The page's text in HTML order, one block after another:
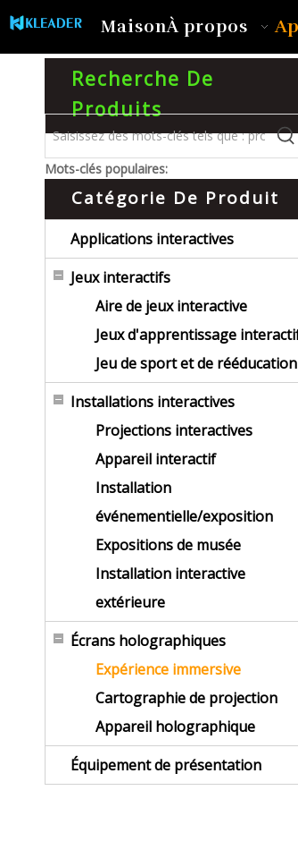
MaisonÀ propos
Recherche De
Produits
Mots-clés populaires:
Catégorie De Produit
Applications interactives
Jeux interactifs
Aire de jeux interactive
Jeux d'apprentissage
Jeu de sport et de rééducation
Installations interactives
Projections interactives
Appareil interactif
Installation
événementielle/exposition
Expositions de musée
Installation interactive
extérieure
Écrans holographiques
Expérience immersive
Cartographie de projection
Appareil holographique
Équipement de présentation